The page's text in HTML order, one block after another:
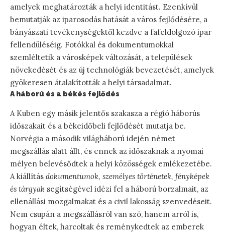
amelyek meghatározták a helyi identitást. Ezenkívül
bemutatják az iparosodás hatását a város fejlődésére, a
bányászati tevékenységektől kezdve a fafeldolgozó ipar
fellendüléséig. Fotókkal és dokumentumokkal
szemléltetik a városképek változását, a települések
növekedését és az új technológiák bevezetését, amelyek
gyökeresen átalakították a helyi társadalmat.
A háború és a békés fejlődés
A Kuben egy másik jelentős szakasza a régió háborús
időszakait és a békeidőbeli fejlődését mutatja be.
Norvégia a második világháború idején német
megszállás alatt állt, és ennek az időszaknak a nyomai
mélyen belevésődtek a helyi közösségek emlékezetébe.
A kiállítás dokumentumok, személyes történetek, fényképek
és tárgyak segítségével idézi fel a háború borzalmait, az
ellenállási mozgalmakat és a civil lakosság szenvedéseit.
Nem csupán a megszállásról van szó, hanem arról is,
hogyan éltek, harcoltak és reménykedtek az emberek